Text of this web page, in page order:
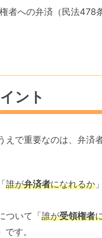
者への弁済（民法478条
ント
えで重要なのは、弁済
誰が弁済者になれるか
ついて「 誰が受領権者
です。